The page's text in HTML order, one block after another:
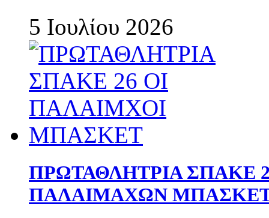
5 Ιουλίου 2026
ΠΡΩΤΑΘΛΗΤΡΙΑ ΣΠΑΚΕ
ΠΑΛΑΙΜΑΧΩΝ